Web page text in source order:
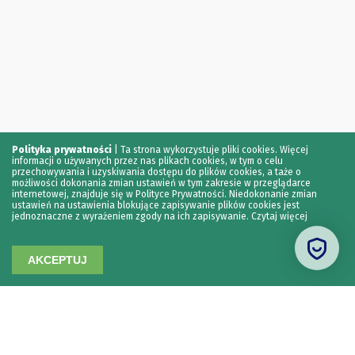
Polityka prywatności
Ta strona wykorzystuje pliki cookies. Więcej
informacji o używanych przez nas plikach cookies, w tym o celu
przechowywania i uzyskiwania dostępu do plików cookies, a taże o
możliwości dokonania zmian ustawień w tym zakresie w przeglądarce
internetowej, znajduje się w Polityce Prywatności. Niedokonanie zmian
ustawień na ustawienia blokujące zapisywanie plików cookies jest
jednoznaczne z wyrażeniem zgody na ich zapisywanie. Czytaj więcej
AKCEPTUJ